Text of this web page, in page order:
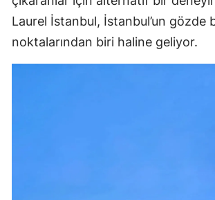
Laurel İstanbul, İstanbul’un gözde
noktalarından biri haline geliyor.